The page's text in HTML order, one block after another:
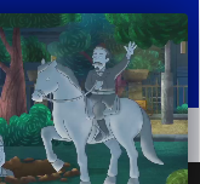
POLÍTICA